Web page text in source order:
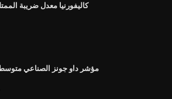
كاليفورنيا معدل ضريبة
مؤشر داو جونز الصناعي متوسط